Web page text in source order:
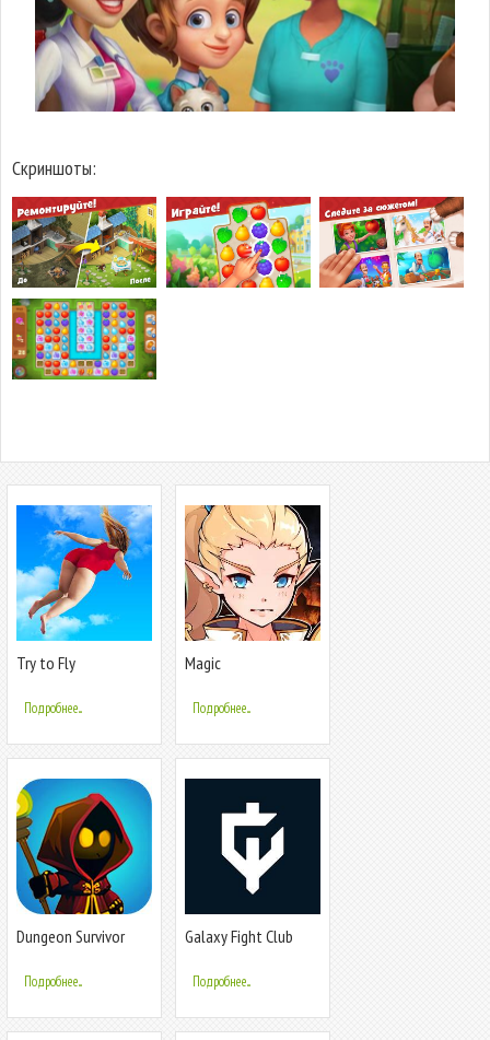
Скриншоты:
Try to Fly
Подробнее...
Magic
Angel
Подробнее...
Dungeon Survivor
Подробнее...
Galaxy Fight Club
Подробнее...